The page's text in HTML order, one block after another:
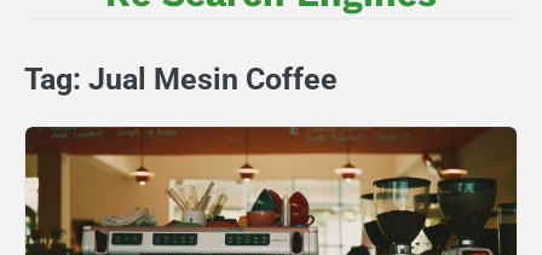
Tag: Jual Mesin Coffee